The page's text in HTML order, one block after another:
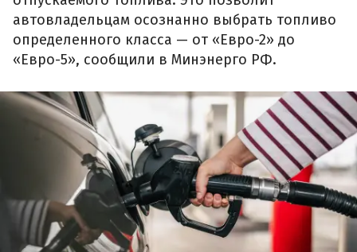
автовладельцам осознанно выбрать топливо
определенного класса — от «Евро-2» до
«Евро-5», сообщили в Минэнерго РФ.